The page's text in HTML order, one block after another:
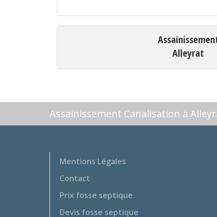
Alleyrat
Assainissement Canalisation à
Mentions Légales
Contact
Prix fosse septique
Devis fosse septique